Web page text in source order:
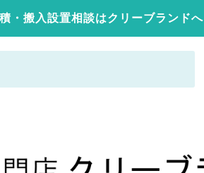
・搬入設置相談はクリーブランドへ